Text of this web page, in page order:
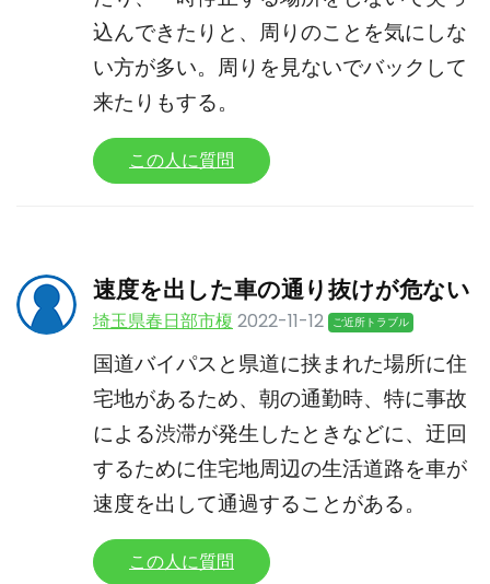
込んできたりと、周りのことを気にしな
い方が多い。周りを見ないでバックして
来たりもする。
この人に質問
速度を出した車の通り抜けが危ない
埼玉県春日部市榎 2022-11-12 ご近所トラブル
国道バイパスと県道に挟まれた場所に住
宅地があるため、朝の通勤時、特に事故
による渋滞が発生したときなどに、迂回
するために住宅地周辺の生活道路を車が
速度を出して通過することがある。
この人に質問